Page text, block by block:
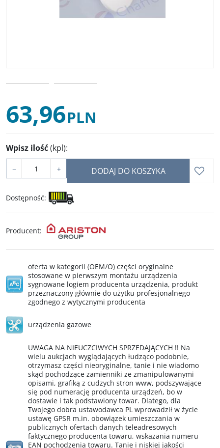
63,96PLN
Wpisz ilość(kpl):
− + DODAJ DO KOSZYKA
Dostępność:
Producent:
oferta w kategorii (OEM/O) części oryginalne
stosowane w pierwszym montażu urządzenia
sygnowane logiem producenta urządzenia, produkt
przeznaczony głównie do użytku profesjonalnego
zgodnego z wytycznymi producenta
urządzenia gazowe
UWAGA NA NIEUCZCIWYCH SPRZEDAJĄCYCH !! Na
wielu aukcjach wyglądających łudząco podobnie,
otrzymasz części nieoryginalne, tanie i nie wiadomo
skąd pochodzące zamienniki ze zmanipulowanymi
opisami, grafiką z cudzych stron www, podszywające
się pod numerację producenta urządzeń, bo w
dostawie i tak podstawiony towar. Dlatego, dla
Twojego dobra ustawodawca PL wprowadził w życie
ustawę GPSR m.in. obowiązek umieszczania w
publicznych ofertach danych teleadresowych
faktycznego producenta towaru, wskazania numeru
EAN pochodzenia towaru. Tanie i niskiej jakości